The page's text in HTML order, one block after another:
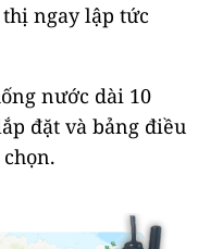
ngay lập tức
nước dài 10
đặt và bảng điều